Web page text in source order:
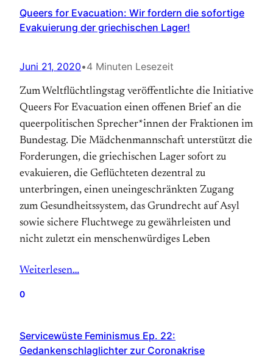
Queers for Evacuation: Wir fordern die sofortige
Evakuierung der griechischen Lager!
Juni 21, 2020•4 Minuten Lesezeit
Zum Weltflüchtlingstag veröffentlichte die Initiative
Queers For Evacuation einen offenen Brief an die
queerpolitischen Sprecher*innen der Fraktionen im
Bundestag. Die Mädchenmannschaft unterstützt die
Forderungen, die griechischen Lager sofort zu
evakuieren, die Geflüchteten dezentral zu
unterbringen, einen uneingeschränkten Zugang
zum Gesundheitssystem, das Grundrecht auf Asyl
sowie sichere Fluchtwege zu gewährleisten und
nicht zuletzt ein menschenwürdiges Leben
Weiterlesen…
0
Servicewüste Feminismus Ep. 22:
Gedankenschlaglichter zur Coronakrise